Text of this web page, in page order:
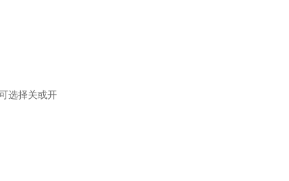
选择关或开